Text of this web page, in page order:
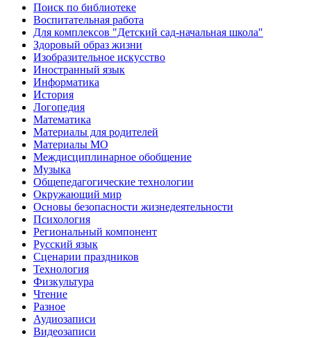
Поиск по библиотеке
Воспитательная работа
Для комплексов "Детский сад-начальная школа"
Здоровый образ жизни
Изобразительное искусство
Иностранный язык
Информатика
История
Логопедия
Математика
Материалы для родителей
Материалы МО
Междисциплинарное обобщение
Музыка
Общепедагогические технологии
Окружающий мир
Основы безопасности жизнедеятельности
Психология
Региональный компонент
Русский язык
Сценарии праздников
Технология
Физкультура
Чтение
Разное
Аудиозаписи
Видеозаписи